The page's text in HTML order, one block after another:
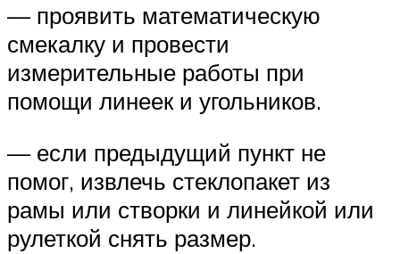
— проявить математическую
смекалку и провести
измерительные работы при
помощи линеек и угольников.
— если предыдущий пункт не
помог, извлечь стеклопакет из
рамы или створки и линейкой или
рулеткой снять размер.